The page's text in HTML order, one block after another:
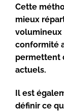
Cette
mieux
volumineux
conformité
permettent
actuels.
Il est
définir ce